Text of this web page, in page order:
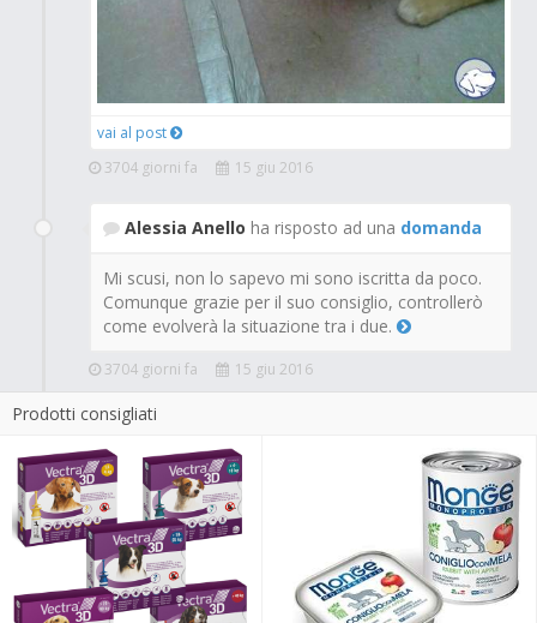
vai al post
3704 giorni fa
15 giu 2016
Alessia Anello ha risposto ad una domanda
Mi scusi, non lo sapevo mi sono iscritta da poco.
Comunque grazie per il suo consiglio, controllerò
come evolverà la situazione tra i due.
3704 giorni fa 15 giu 2016
Prodotti consigliati